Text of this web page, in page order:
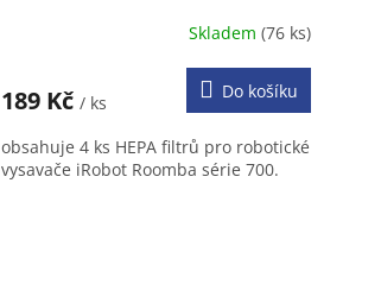
je
z
5
Skladem (76 ks)
189 Kč / ks
Do košíku
obsahuje 4 ks HEPA filtrů pro robotické
vysavače iRobot Roomba série 700.